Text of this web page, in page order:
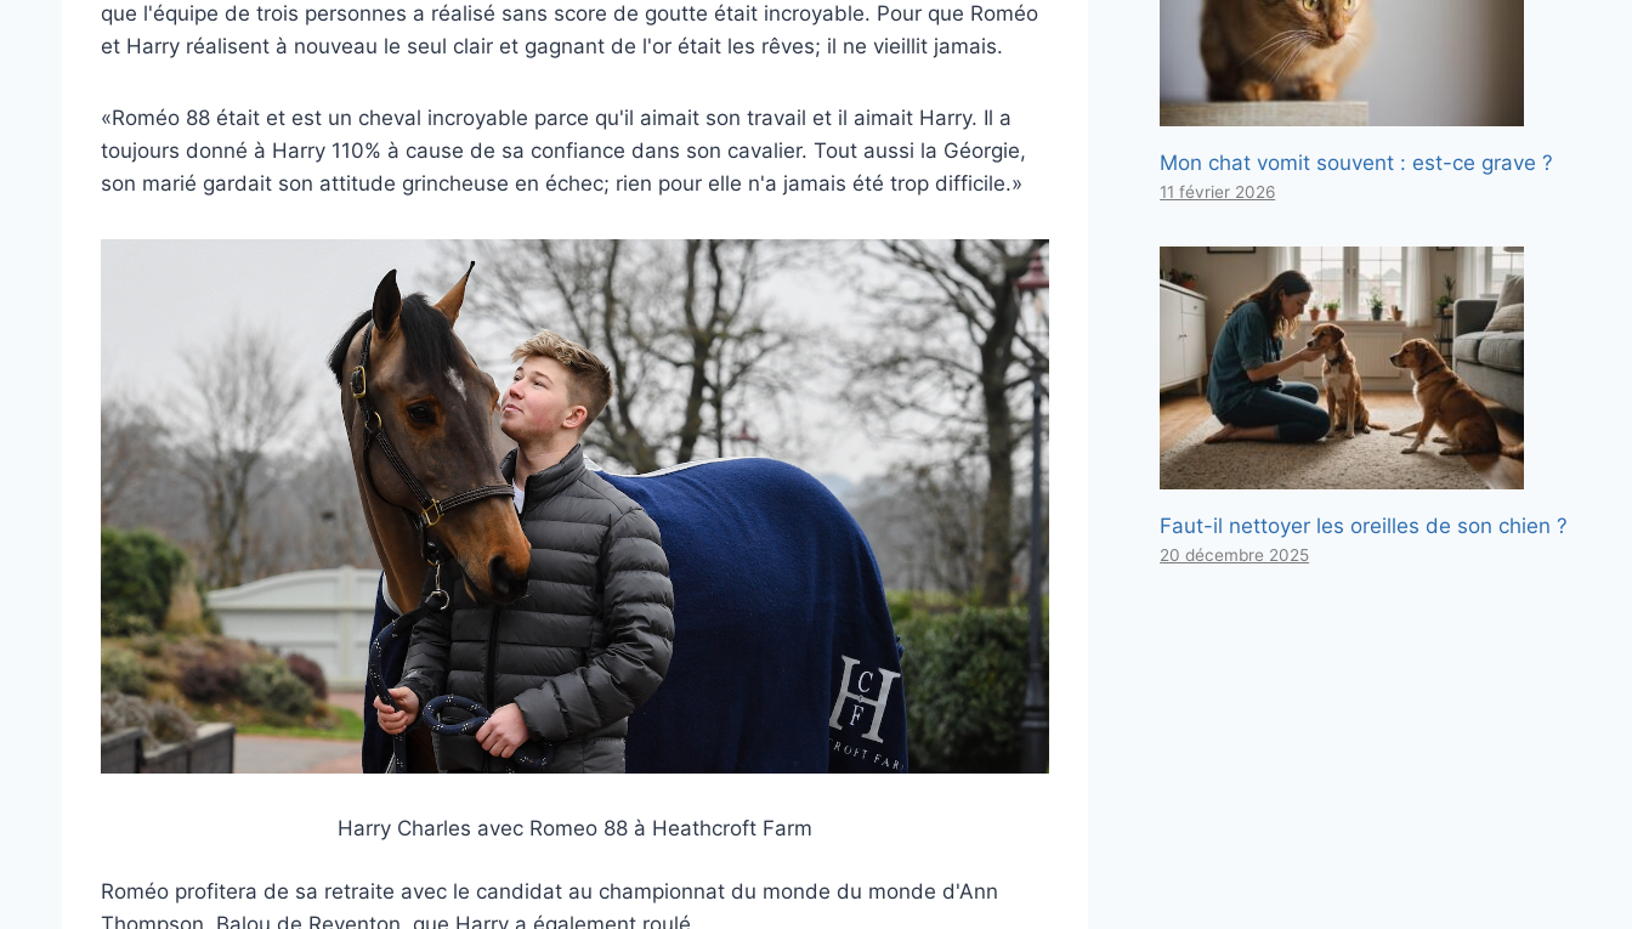
que l'équipe de trois personnes a réalisé sans score de goutte était incroyable. Pour que Roméo
et Harry réalisent à nouveau le seul clair et gagnant de l'or était les rêves; il ne vieillit jamais.
«Roméo 88 était et est un cheval incroyable parce qu'il aimait son travail et il aimait Harry. Il a
toujours donné à Harry 110% à cause de sa confiance dans son cavalier. Tout aussi la Géorgie,
son marié gardait son attitude grincheuse en échec; rien pour elle n'a jamais été trop difficile.»
Harry Charles avec Romeo 88 à Heathcroft Farm
Roméo profitera de sa retraite avec le candidat au championnat du monde du monde d'Ann
Mon chat vomit souvent : est-ce grave ?
11 février 2026
Faut-il nettoyer les oreilles de son chien ?
20 décembre 2025